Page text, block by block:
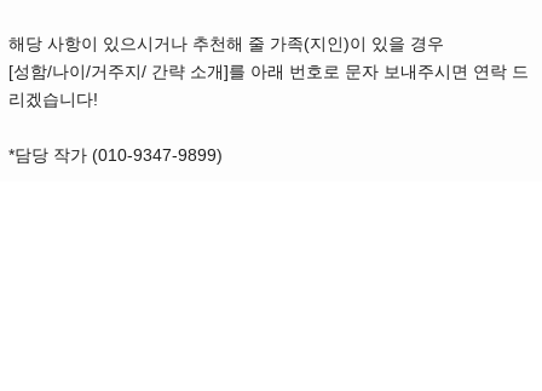
해당 사항이 있으시거나 추천해 줄 가족(지인)이 있을 경우
[성함/나이/거주지/ 간략 소개]를 아래 번호로 문자 보내주시면 연락 드
리겠습니다!
*담당 작가 (010-9347-9899)